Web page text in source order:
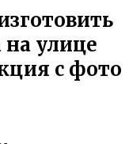
улице
с фото